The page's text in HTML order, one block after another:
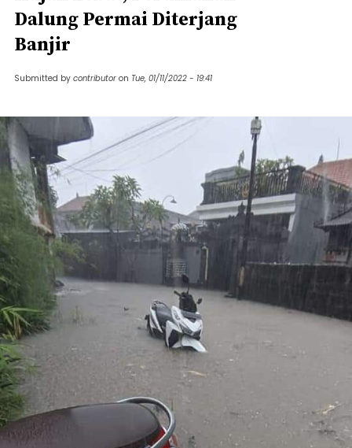
Dalung Permai Diterjang
Banjir
Submitted by contributor on Tue, 01/11/2022 - 19:41